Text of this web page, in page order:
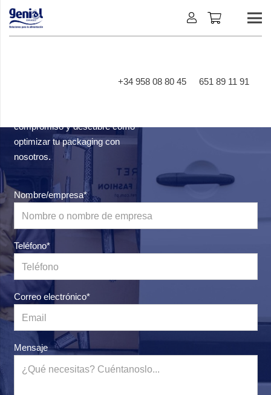
+34 958 08 80 45 651 89 11 91
¿HABLAMOS?
compromiso y descubre cómo
optimizar tu packaging con
nosotros.
Nombre/empresa*
Teléfono*
Correo electrónico*
Mensaje